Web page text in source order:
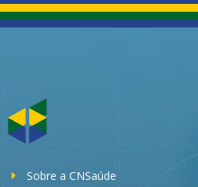
Sobre a CNSaúde